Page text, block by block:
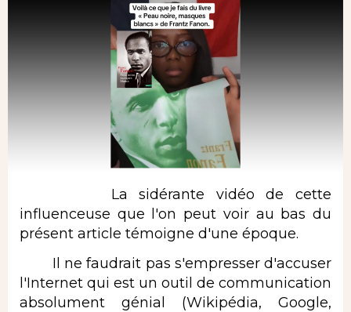
La sidérante vidéo de cette
influenceuse que l'on peut voir au bas du
présent article témoigne d'une époque.
Il ne faudrait pas s'empresser d'accuser
l'Internet qui est un outil de communication
absolument génial (Wikipédia, Google,